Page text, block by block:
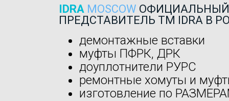
IDRA MOSCOW ОФИЦИАЛЬНЫЙ
ПРЕДСТАВИТЕЛЬ ТМ IDRA В
демонтажные вставки
муфты ПФРК, ДРК
доуплотнители РУРС
ремонтные хомуты и
изготовление по